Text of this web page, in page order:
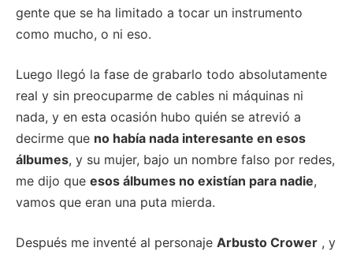
gente que se ha limitado a tocar un instrumento
como mucho, o ni eso.
Luego llegó la fase de grabarlo todo absolutamente
real y sin preocuparme de cables ni máquinas ni
nada, y en esta ocasión hubo quién se atrevió a
decirme que no había nada interesante en esos
álbumes, y su mujer, bajo un nombre falso por redes,
me dijo que esos álbumes no existían para nadie,
vamos que eran una puta mierda.
Después me inventé al personaje Arbusto Crower , y